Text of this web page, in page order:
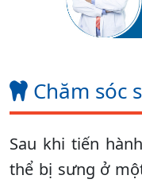
Chăm sóc
Sau khi tiến
thể bị sưng ở